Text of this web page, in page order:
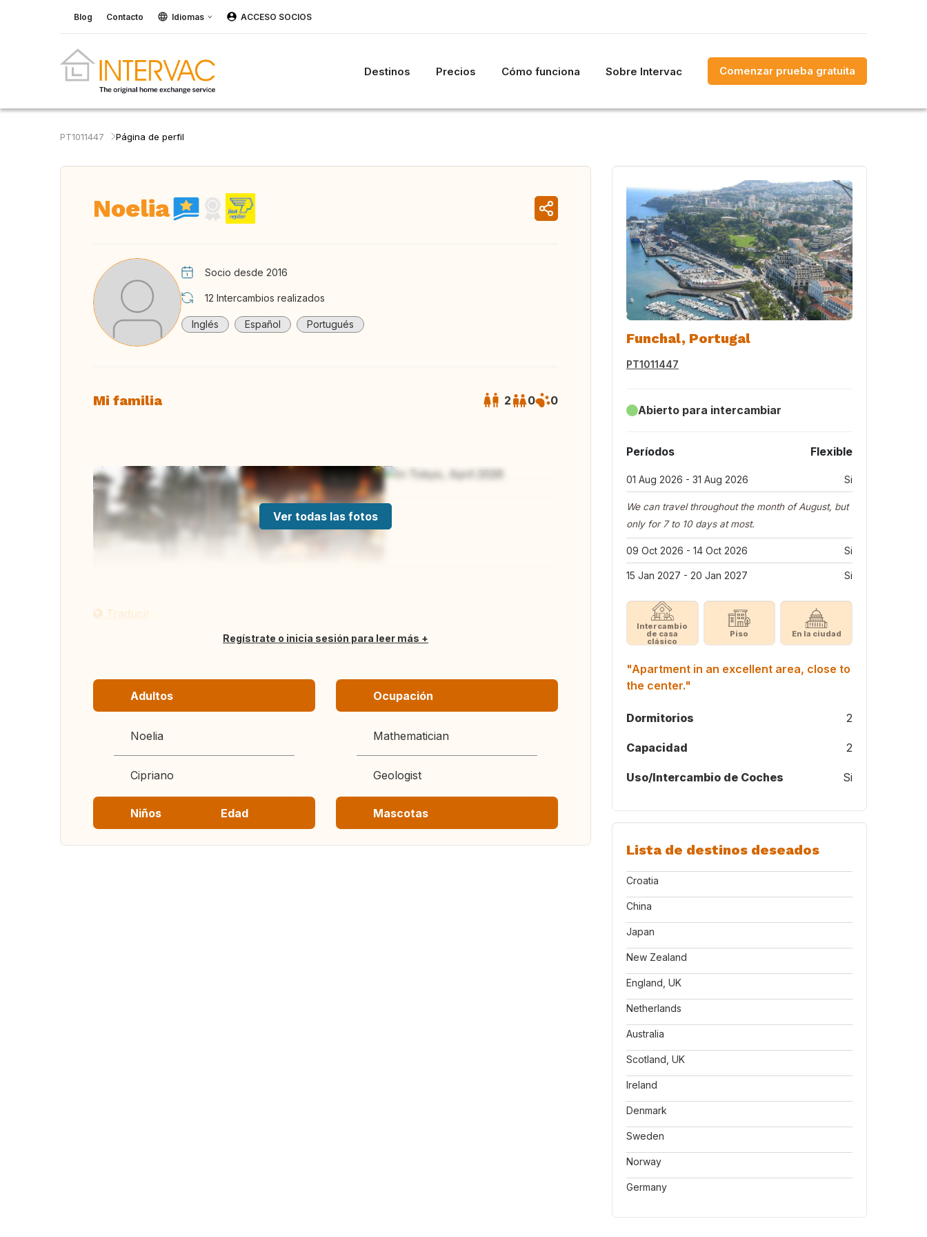
Blog Contacto Idiomas ACCESO SOCIOS
Destinos Precios Cómo funciona Sobre Intervac Comenzar prueba gratuita
PT1011447 Página de perfil
Noelia
Socio desde 2016
12 Intercambios realizados
Inglés Español Portugués
Mi familia 2 0 0
Ver todas las fotos
Traducir
Regístrate o inicia sesión para leer más
Adultos
Noelia
Cipriano
Ocupación
Mathematician
Geologist
Niños Edad Mascotas
Funchal, Portugal
PT1011447
Abierto para intercambiar
Períodos Flexible
01 Aug 2026 - 31 Aug 2026 Si
We can travel throughout the month of August, but
only for 7 to 10 days at most.
09 Oct 2026 - 14 Oct 2026 Si
15 Jan 2027 - 20 Jan 2027 Si
Intercambio
de casa
clásico
Piso En la ciudad
"Apartment in an excellent area, close to
the center."
Dormitorios 2
Capacidad 2
Uso/Intercambio de Coches Si
Lista de destinos deseados
Croatia
China
Japan
New Zealand
England, UK
Netherlands
Australia
Scotland, UK
Ireland
Denmark
Sweden
Norway
Germany